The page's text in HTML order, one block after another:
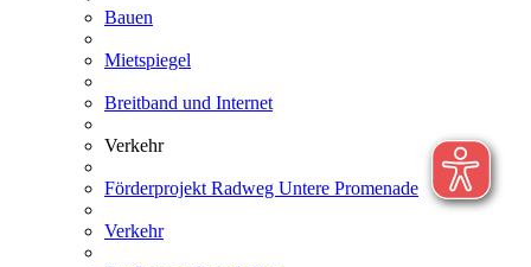
Bauen
Mietspiegel
Breitband und Internet
Verkehr
Förderprojekt Radweg Untere Promenade
Verkehr